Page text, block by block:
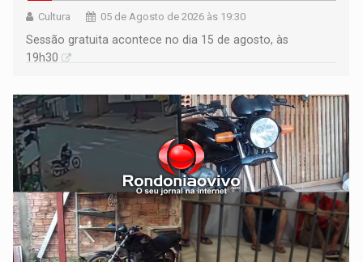
Cultura 05 de Agosto de 2026 às 19:30
Sessão gratuita acontece no dia 15 de agosto, às
19h30